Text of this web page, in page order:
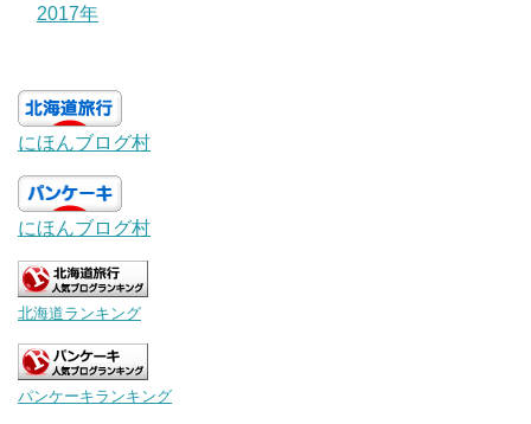
2017年
にほんブログ村
にほんブログ村
北海道ランキング
パンケーキランキング